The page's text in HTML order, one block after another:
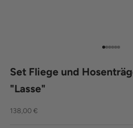
Gehe zu
Gehe zu
Gehe
Gehe
Gehe
Set Fliege und
"Lasse"
Angebot
138,00 €